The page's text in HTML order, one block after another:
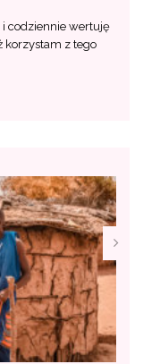
codziennie wertuję
korzystam z tego